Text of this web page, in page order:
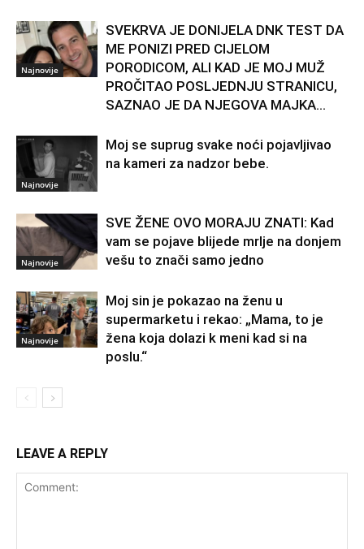
Najnovije
SVEKRVA JE DONIJELA DNK TEST DA
ME PONIZI PRED CIJELOM
PORODICOM, ALI KAD JE MOJ MUŽ
PROČITAO POSLJEDNJU STRANICU,
SAZNAO JE DA NJEGOVA MAJKA...
Najnovije
Moj se suprug svake noći pojavljivao
na kameri za nadzor bebe.
Najnovije
SVE ŽENE OVO MORAJU ZNATI: Kad
vam se pojave blijede mrlje na donjem
vešu to znači samo jedno
Najnovije
Moj sin je pokazao na ženu u
supermarketu i rekao: „Mama, to je
žena koja dolazi k meni kad si na
poslu.“
LEAVE A REPLY